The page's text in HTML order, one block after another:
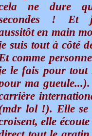
ne dure
! Et
en main
suis tout à côté
comme
le fais pour tout
ma
lol !). Elle se
elle